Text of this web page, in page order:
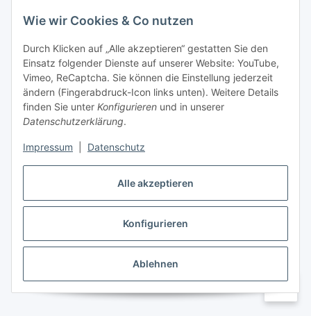
Alle akzeptieren
Konfigurieren
Ablehnen
Wie wir Cookies & Co nutzen
Durch Klicken auf „Alle akzeptieren“ gestatten Sie den
Einsatz folgender Dienste auf unserer Website: YouTube,
Vimeo, ReCaptcha. Sie können die Einstellung jederzeit
ändern (Fingerabdruck-Icon links unten). Weitere Details
finden Sie unter Konfigurieren und in unserer
Datenschutzerklärung.
Impressum Datenschutz
Informationen
Gesetzliche Informationen
Mein Konto
masterframe GmbH
Vertrag widerrufen
* Alle Preise inkl. gesetzlicher USt., zzgl.Versand